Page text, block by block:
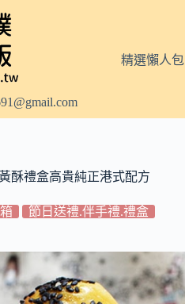
精選懶人包
酥禮盒高貴純正港式配方
節日送禮.伴手禮.禮盒